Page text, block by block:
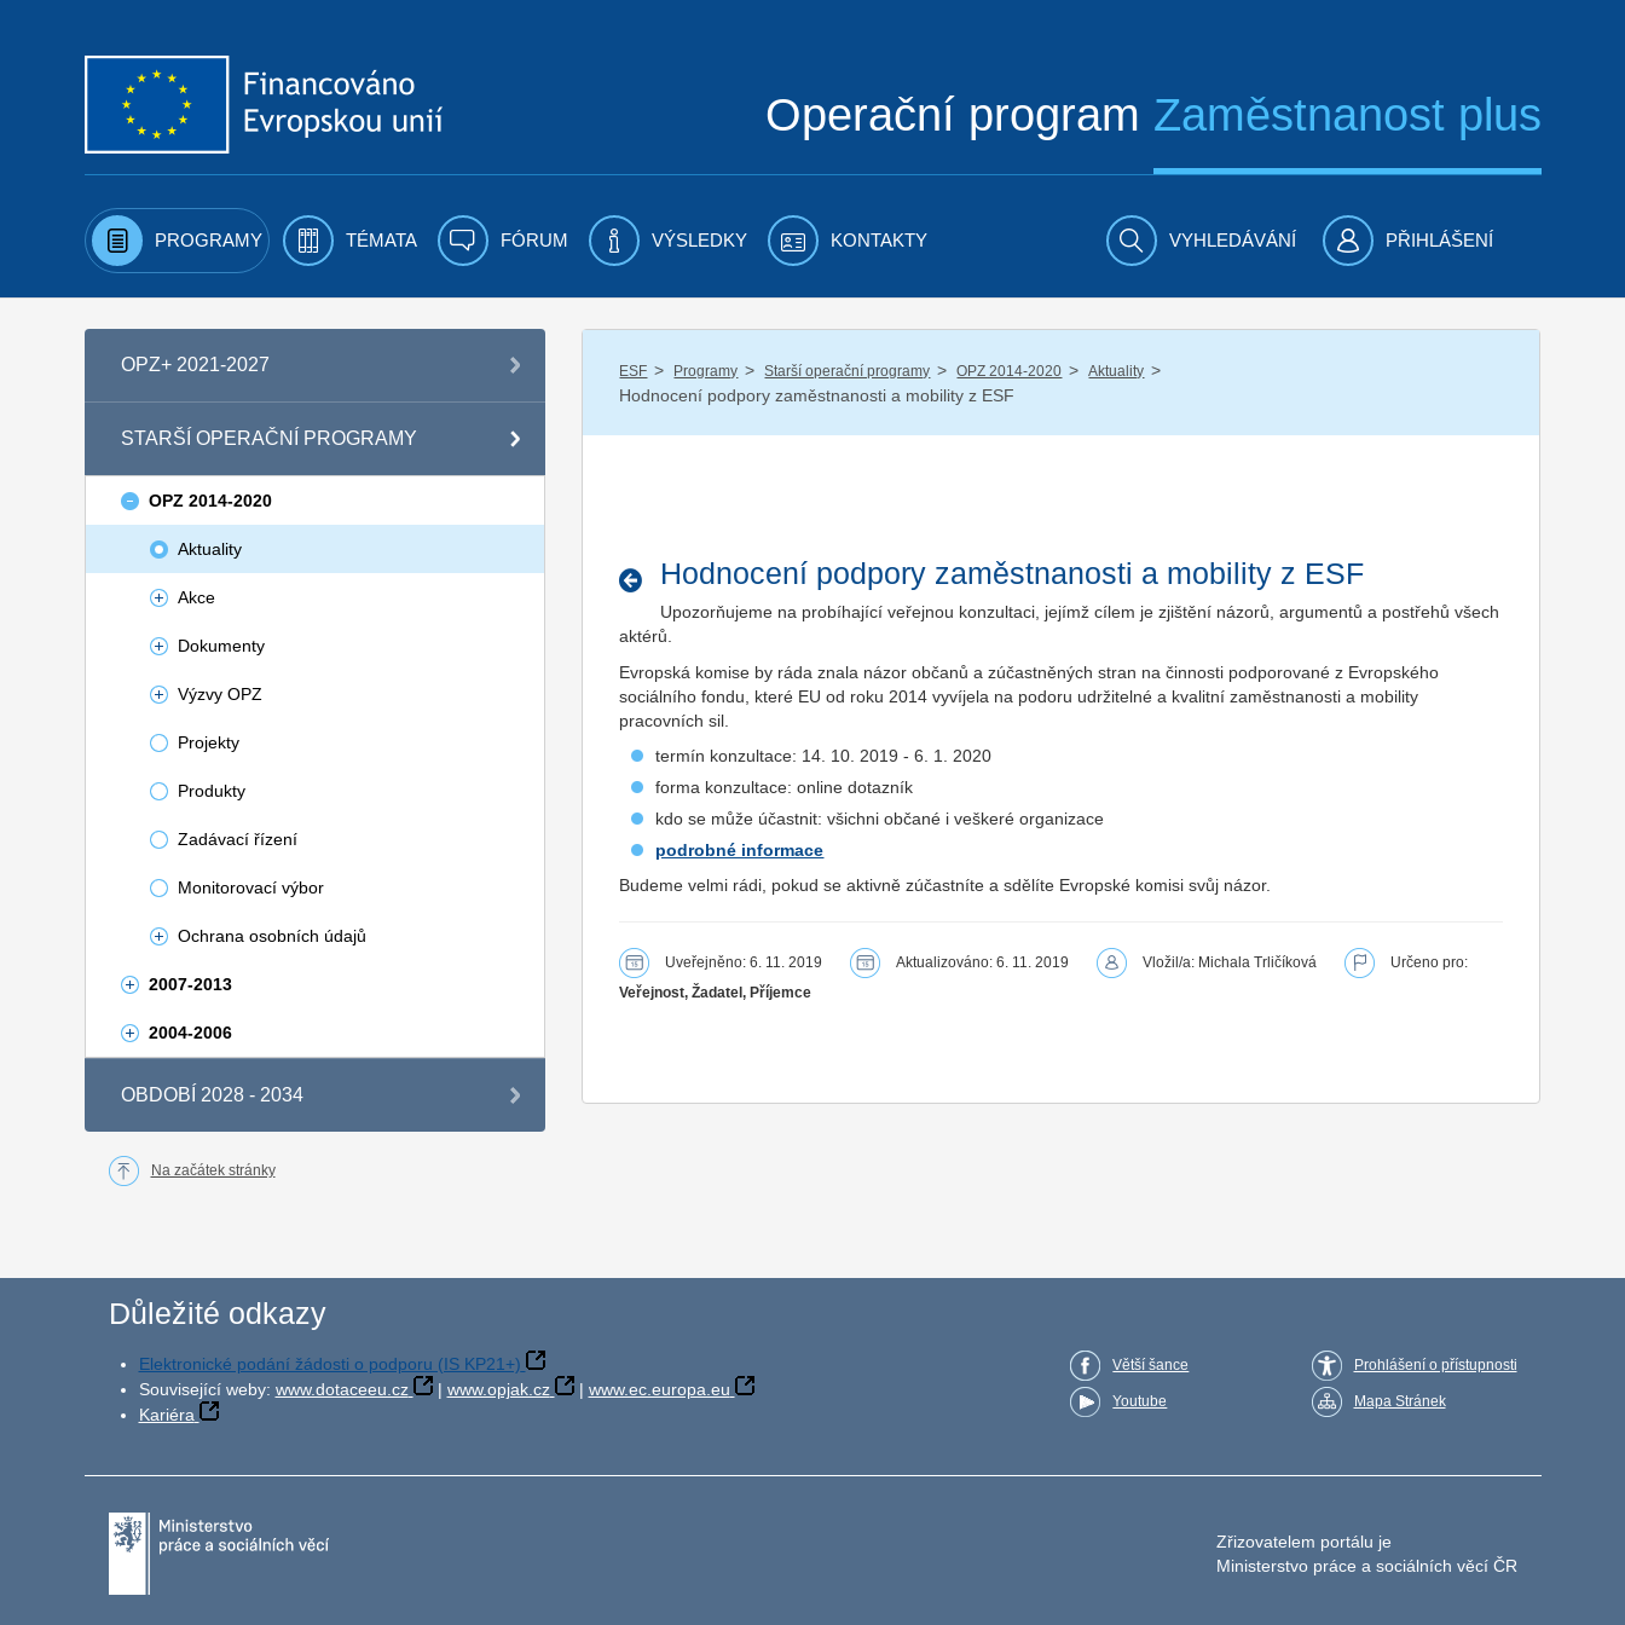
Operační program Zaměstnanost plus
PROGRAMY TÉMATA FÓRUM VÝSLEDKY KONTAKTY VYHLEDÁVÁNÍ PŘIHLÁŠENÍ
OPZ+ 2021-2027
STARŠÍ OPERAČNÍ PROGRAMY
OPZ 2014-2020
Aktuality
Akce
Dokumenty
Výzvy OPZ
Projekty
Produkty
Zadávací řízení
Monitorovací výbor
Ochrana osobních údajů
2007-2013
2004-2006
OBDOBÍ 2028 - 2034
ESF / Programy / Starší operační programy / OPZ 2014-2020 / Aktuality /
Hodnocení podpory zaměstnanosti a mobility z ESF
Hodnocení podpory zaměstnanosti a mobility z ESF
Upozorňujeme na probíhající veřejnou konzultaci, jejímž cílem je zjištění názorů, argumentů a postřehů všech
aktérů.
Evropská komise by ráda znala názor občanů a zúčastněných stran na činnosti podporované z Evropského
sociálního fondu, které EU od roku 2014 vyvíjela na podoru udržitelné a kvalitní zaměstnanosti a mobility
pracovních sil.
termín konzultace: 14. 10. 2019 - 6. 1. 2020
forma konzultace: online dotazník
kdo se může účastnit: všichni občané i veškeré organizace
podrobné informace
Budeme velmi rádi, pokud se aktivně zúčastníte a sdělíte Evropské komisi svůj názor.
Uveřejněno: 6. 11. 2019 Aktualizováno: 6. 11. 2019 Vložil/a: Michala Trličíková
Určeno pro:
Veřejnost, Žadatel, Příjemce
Na začátek stránky
Důležité odkazy
Elektronické podání žádosti o podporu (IS KP21+)
Související weby: www.dotaceeu.cz | www.opjak.cz | www.ec.europa.eu
Kariéra
Větší šance
Youtube
Prohlášení o přístupnosti
Mapa Stránek
Zřizovatelem portálu je
Ministerstvo práce a sociálních věcí ČR